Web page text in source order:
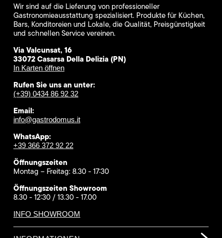
Wir sind auf die Lieferung von professioneller
Gastronomieausstattung spezialisiert. Produkte für Küchen,
Bars, Konditoreien und Lokale, die Qualität, Preisgünstigkeit
und schnellen Service vereinen.
Via Valcunsat, 16
33072 Casarsa Della Delizia (PN)
In Karten öffnen
Rufen Sie uns an unter:
(+39) 0434 86 92 32
Email:
info@gastrodomus.it
WhatsApp:
+39 366 372 92 22
Öffnungszeiten
Montag – Freitag: 8.30 - 17:30
Öffnungszeiten Showroom
8.30 - 12:30 / 13.30 - 17.00
INFO SHOWROOM